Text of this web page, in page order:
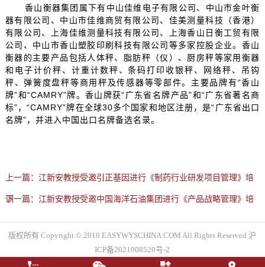
香山衡器集团属下有中山佳维电子有限公司、中山市金叶衡
器有限公司、中山市佳维商贸有限公司、佳美测量科技（香港）
有限公司、上海佳维测量科技有限公司、上海香山日衡工贸有限
公司、中山市香山塑胶印刷科技有限公司等多家控股企业。香山
衡器的主要产品包括人体秤、脂肪秤（仪）、厨房秤等家用衡器
和电子计价秤、计重计数秤、条码打印收银秤、网络秤、吊钩
秤、弹簧度盘秤等商用秤及传感器等零部件。主要品牌有“香山
牌”和“CAMRY”牌。香山牌获“广东省名牌产品”和“广东省著名商
标”，“CAMRY”牌在全球30多个国家和地区注册，是“广东省出口
名牌”，并进入中国出口名牌备选名录。
上一篇： 江新安教授受邀引正基因进行《制药行业研发项目管理》培
训
下一篇： 江新安教授受邀中国海洋石油集团进行《产品战略管理》培
训
版权所有 Copyright © 2010 EASYWYSCHINA.COM All Rights Reserved 沪
ICP备2021008520号-2